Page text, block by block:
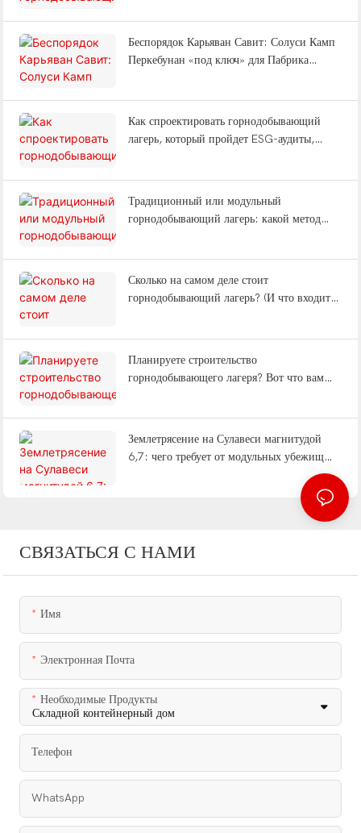
Беспорядок Карьяван Савит: Солуси Камп
Перкебунан «под ключ» для Пабрика
Как спроектировать горнодобывающий
лагерь, который пройдет ESG-аудиты,
Традиционный или модульный
горнодобывающий лагерь: какой метод
Сколько на самом деле стоит
горнодобывающий лагерь? (И что входит в
Планируете строительство
горнодобывающего лагеря? Вот что вам
Землетрясение на Сулавеси магнитудой
6,7: чего требует от модульных убежищ
сейсмическое событие с неглубоким очагом
СВЯЗАТЬСЯ С НАМИ
Имя
Электронная Почта
Необходимые Продукты
Телефон
WhatsApp